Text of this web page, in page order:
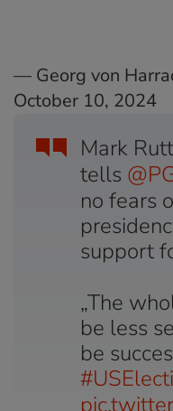
Mark
tells
no fears
support
„The
be less
be
— Georg von
October 10, 2024